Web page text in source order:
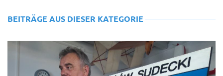
BEITRÄGE AUS DIESER KATEGORIE